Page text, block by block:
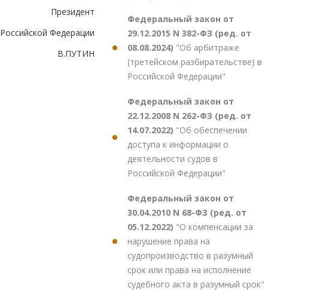
Президент
Российской Федерации
В.ПУТИН
Федеральный закон от
29.12.2015 N 382-ФЗ (ред. от
08.08.2024) "Об арбитраже
(третейском разбирательстве) в
Российской Федерации"
Федеральный закон от
22.12.2008 N 262-ФЗ (ред. от
14.07.2022) "Об обеспечении
доступа к информации о
деятельности судов в
Российской Федерации"
Федеральный закон от
30.04.2010 N 68-ФЗ (ред. от
05.12.2022) "О компенсации за
нарушение права на
судопроизводство в разумный
срок или права на исполнение
судебного акта в разумный срок"